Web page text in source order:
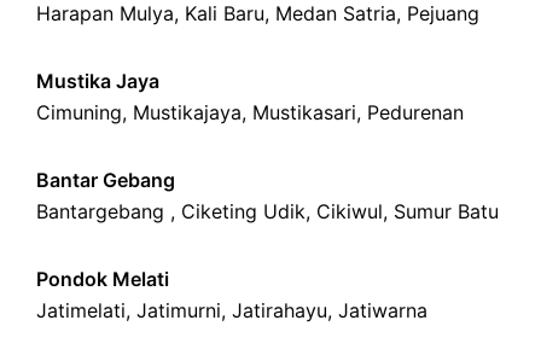
Harapan Mulya, Kali Baru, Medan Satria, Pejuang
Mustika Jaya
Cimuning, Mustikajaya, Mustikasari, Pedurenan
Bantar Gebang
Bantargebang , Ciketing Udik, Cikiwul, Sumur Batu
Pondok Melati
Jatimelati, Jatimurni, Jatirahayu, Jatiwarna